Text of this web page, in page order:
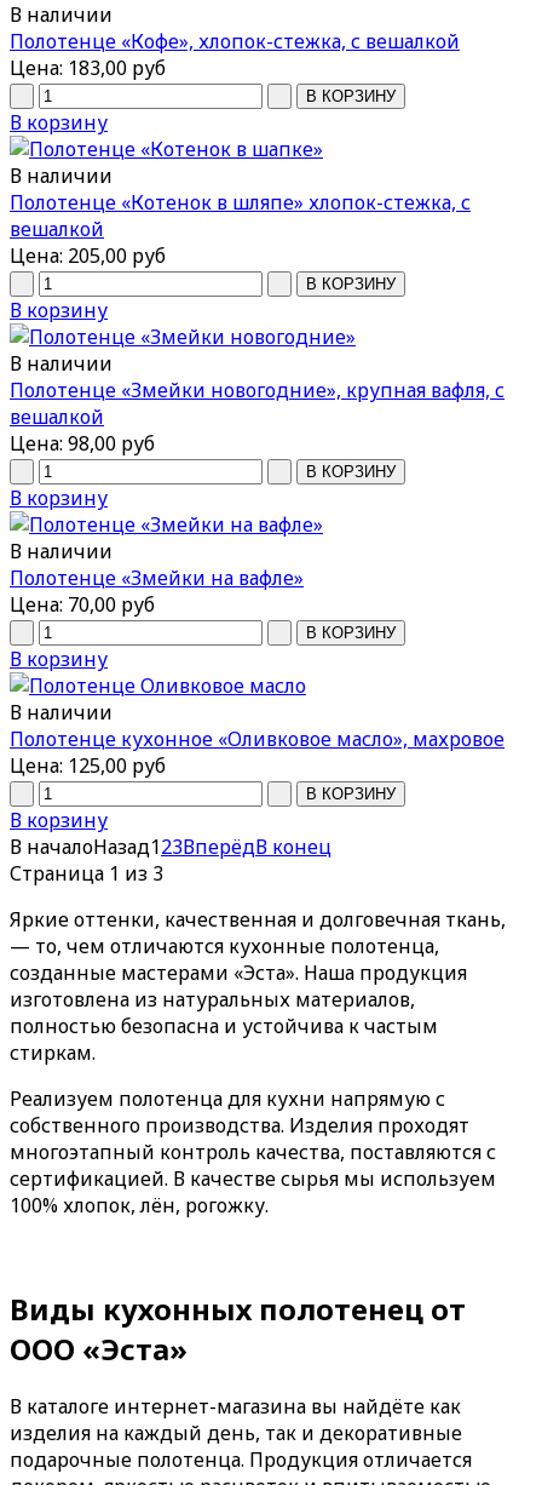
В наличии
Полотенце «Кофе», хлопок-стежка, с вешалкой
Цена: 183,00 руб
В корзину
В наличии
Полотенце «Котенок в шляпе» хлопок-стежка, с
вешалкой
Цена: 205,00 руб
В корзину
В наличии
Полотенце «Змейки новогодние», крупная вафля, с
вешалкой
Цена: 98,00 руб
В корзину
В наличии
Полотенце «Змейки на вафле»
Цена: 70,00 руб
В корзину
В наличии
Полотенце кухонное «Оливковое масло», махровое
Цена: 125,00 руб
В корзину
В началоНазад123ВперёдВ конец
Страница 1 из 3
Яркие оттенки, качественная и долговечная ткань,
— то, чем отличаются кухонные полотенца,
созданные мастерами «Эста». Наша продукция
изготовлена из натуральных материалов,
полностью безопасна и устойчива к частым
стиркам.
Реализуем полотенца для кухни напрямую с
собственного производства. Изделия проходят
многоэтапный контроль качества, поставляются с
сертификацией. В качестве сырья мы используем
100% хлопок, лён, рогожку.
Виды кухонных полотенец от
ООО «Эста»
В каталоге интернет-магазина вы найдёте как
изделия на каждый день, так и декоративные
подарочные полотенца. Продукция отличается